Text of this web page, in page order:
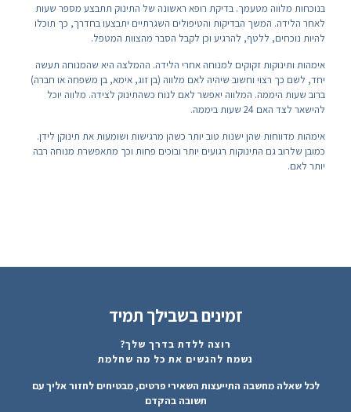
בנוכחות מלווה מטעמך. בדיקת רופא ראשונה של התינוק תתבצע מספר שעות
לאחר הלידה. המשך הבדיקות והטיפולים השגרתיים יתבצעו בחדרך, כך תוכלו
להיות נוכחים, ללטף, להרגיע וכן לקבל הסבר מהצוות המטפל.
אימהות ותינוקות זקוקים למנוחה אחרי הלידה. ההמלצה היא שהמנוחה תעשה
יחד, לשם כך רצוי וחשוב שיהיה לאם מלווה (בן זוג, אימא, בן משפחה או חברה)
ברוב שעות היממה. המלווה יאפשר לאם לנוח כשהתינוק לצידה. מלווה יוכל
להישאר לצד האם 24 שעות ביממה.
אימהות מדווחות שהן ישנות טוב יותר כשהן מרגישות ושומעות את תינוקן לידן.
כמובן שלרוב גם התינוקות רגועים יותר ובוכים פחות וכך מתאפשרת מנוחה רבה
יותר לאם.
זמינים בשבילך תמיד
רוצה ללדת בדרך שלך?
נשמח להגשים את כל מה שחלמת
לכל שאלה מחשבה התייעצות השאירי פרטים, מבטיחים לחזור אליך עם
תשובה בהקדם